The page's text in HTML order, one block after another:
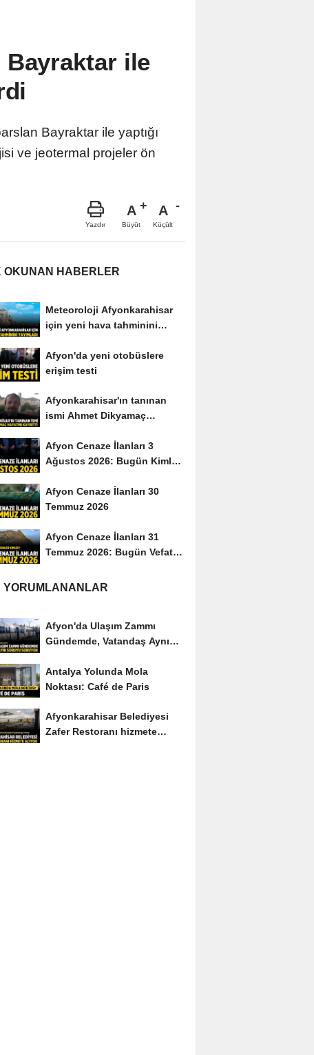
Bayraktar ile
Bayraktar ile yaptığı
ve jeotermal projeler ön
Yazdır
A
Büyüt
A
Küçült
OKUNAN HABERLER
Meteoroloji Afyonkarahisar
için yeni hava tahminini
Afyon'da yeni otobüslere
erişim testi
Afyonkarahisar'ın tanınan
ismi Ahmet Dikyamaç
Afyon Cenaze İlanları 3
Ağustos 2026: Bugün Kimler
Afyon Cenaze İlanları 30
Temmuz 2026
Afyon Cenaze İlanları 31
Temmuz 2026: Bugün Vefat
YORUMLANANLAR
Afyon'da Ulaşım Zammı
Gündemde, Vatandaş Aynı
Antalya Yolunda Mola
Noktası: Café de Paris
Afyonkarahisar Belediyesi
Zafer Restoranı hizmete